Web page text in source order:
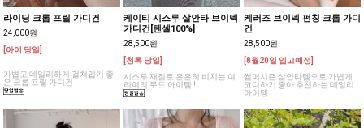
라이딩 크롭 프릴 가디건
24,000원
[아이 당일]
가볍고 데일리하게 걸쳐입기 좋
은 크롭 프릴 가디건 !
케이티 시스루 살안타 브이넥
가디건[텐셀100%]
28,500원
[청록 당일]
시스루 재질로 은은히 비치는 여
리여리 무드 아이템 !
케러즈 브이넥 펀칭 크롭 가디
건
28,500원
[8월20일 입고예정]
썸머시즌 살안타템으로 가볍게
코디하기 좋아 추천하는 데일리
아이템 !